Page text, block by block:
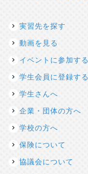
実習先を探す
動画を見る
イベントに参加する
学生会員に登録する
学生さんへ
企業・団体の方へ
学校の方へ
保険について
協議会について